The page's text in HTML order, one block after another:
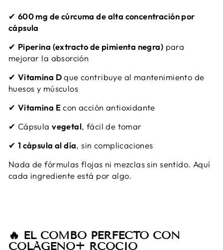
✔ 600 mg de cúrcuma de alta concentración por
cápsula
✔ Piperina (extracto de pimienta negra) para
mejorar la absorción
✔ Vitamina Dque contribuye al mantenimiento de
huesos y músculos
✔ Vitamina Econ acción antioxidante
✔ Cápsulavegetal, fácil de tomar
✔ 1 cápsula al día, sin complicaciones
Nada de fórmulas flojas ni mezclas sin sentido. Aquí
cada ingrediente está por algo.
🔥 EL COMBO PERFECTO CON
COLÁGENO+ RCOCIO